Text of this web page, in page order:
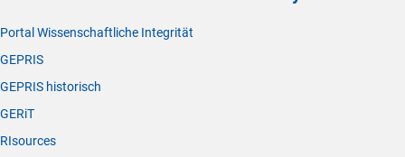
Portal Wissenschaftliche Integrität
GEPRIS
GEPRIS historisch
GERiT
RIsources